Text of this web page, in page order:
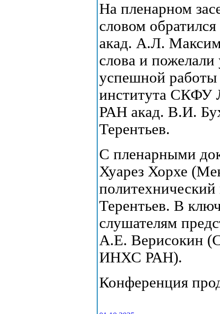
На пленарном
словом
акад. А.Л.
слова и
успешной работы
института
РАН акад. В.И.
Терентьев.
С пленарными
Хуарез Хорхе
Терентьев. В
слушателям
А.Е. Верисокин
ИНХС РАН).
Конференция